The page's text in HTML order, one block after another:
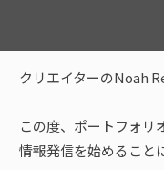
クリエイターのNoah
この度、ポートフォリ
情報発信を始めること